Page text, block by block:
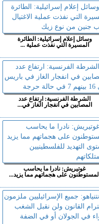
وسائل إعلام إسرائيلية: الطائرة
المسيرة التي نفذت عملية ...
الشرطة الفرنسية: ارتفاع عدد
المصابين في انفجار الغاز في...
غوتيريش: نادرا ما يحاسب
المستوطنون على هجماتهم مما يزيد...